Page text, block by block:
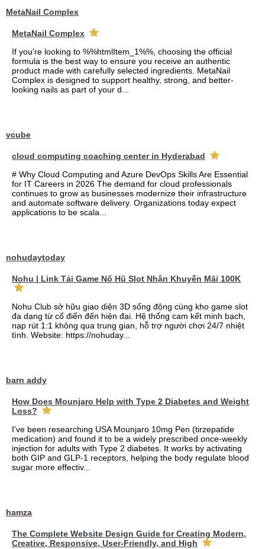
MetaNail Complex
MetaNail Complex
If you're looking to %%htmlItem_1%%, choosing the official
formula is the best way to ensure you receive an authentic
product made with carefully selected ingredients. MetaNail
Complex is designed to support healthy, strong, and better-
looking nails as part of your d...
vcube
cloud computing coaching center in Hyderabad
# Why Cloud Computing and Azure DevOps Skills Are Essential
for IT Careers in 2026 The demand for cloud professionals
continues to grow as businesses modernize their infrastructure
and automate software delivery. Organizations today expect
applications to be scala...
nohudaytoday
Nohu | Link Tải Game Nổ Hũ Slot Nhận Khuyến Mãi 100K
Nohu Club sở hữu giao diện 3D sống động cùng kho game slot
đa dạng từ cổ điển đến hiện đại. Hệ thống cam kết minh bạch,
nạp rút 1:1 không qua trung gian, hỗ trợ người chơi 24/7 nhiệt
tình. Website: https://nohuday...
barn addy
How Does Mounjaro Help with Type 2 Diabetes and Weight
Loss?
I've been researching USA Mounjaro 10mg Pen (tirzepatide
medication) and found it to be a widely prescribed once-weekly
injection for adults with Type 2 diabetes. It works by activating
both GIP and GLP-1 receptors, helping the body regulate blood
sugar more effectiv...
hamza
The Complete Website Design Guide for Creating Modern,
Creative, Responsive, User-Friendly, and High